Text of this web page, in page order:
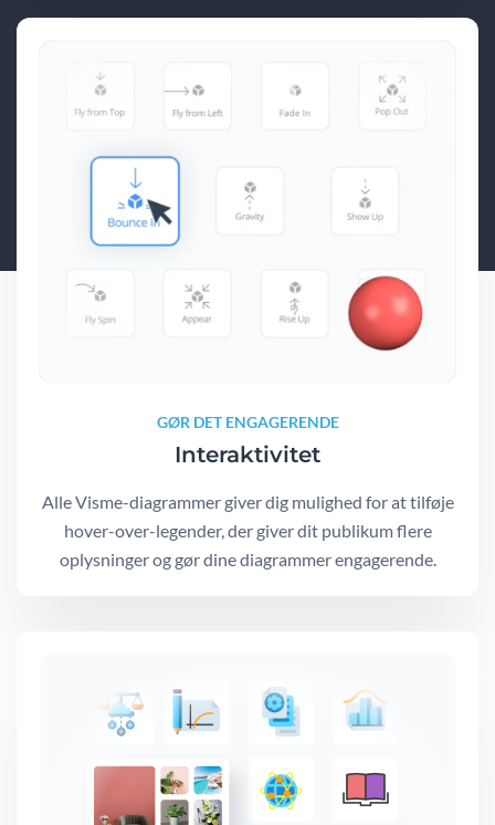
GØR DET ENGAGERENDE
Interaktivitet
Alle Visme-diagrammer giver dig mulighed for at tilføje
hover-over-legender, der giver dit publikum flere
oplysninger og gør dine diagrammer engagerende.